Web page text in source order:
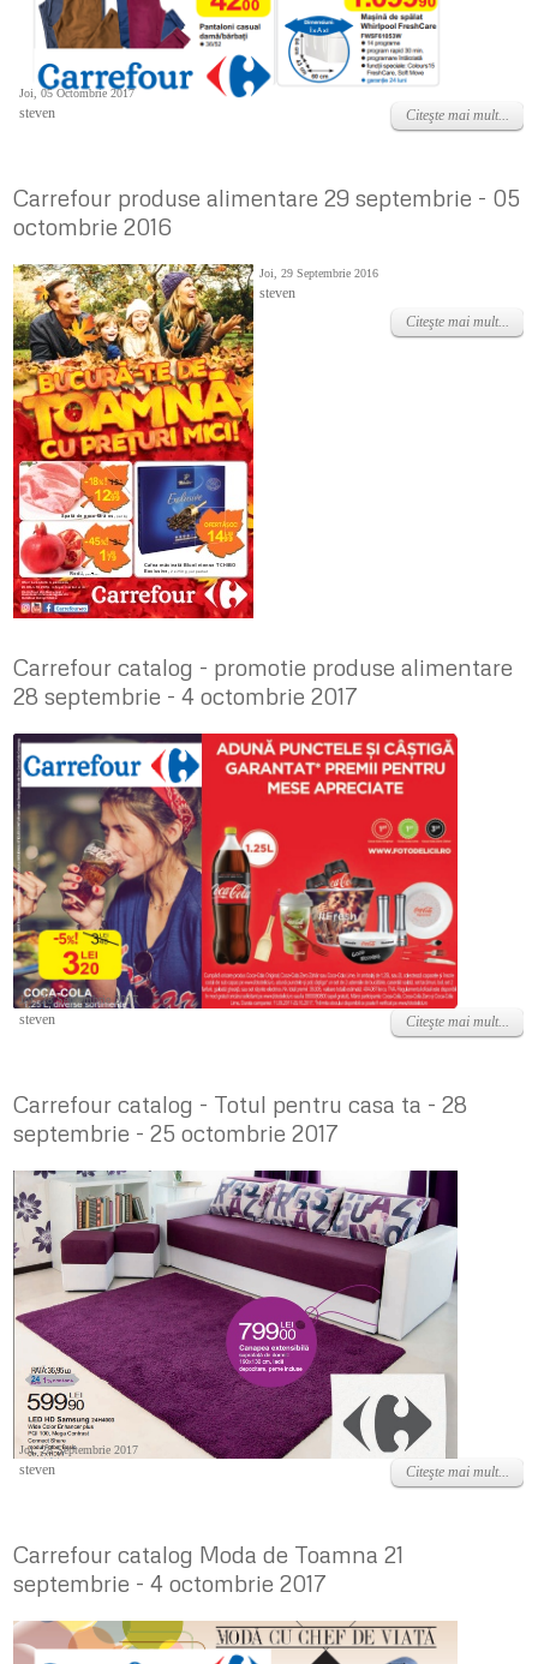
Joi, 05 Octombrie 2017
steven Citeşte mai mult...
Carrefour produse alimentare 29 septembrie - 05
octombrie 2016
Joi, 29 Septembrie 2016
steven
Citeşte mai mult...
Carrefour catalog - promotie produse alimentare
28 septembrie - 4 octombrie 2017
Joi, 28 Septembrie 2017
steven Citeşte mai mult...
Carrefour catalog - Totul pentru casa ta - 28
septembrie - 25 octombrie 2017
Joi, 28 Septembrie 2017
steven Citeşte mai mult...
Carrefour catalog Moda de Toamna 21
septembrie - 4 octombrie 2017